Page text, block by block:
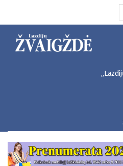
pagrindinį
„Lazdijų